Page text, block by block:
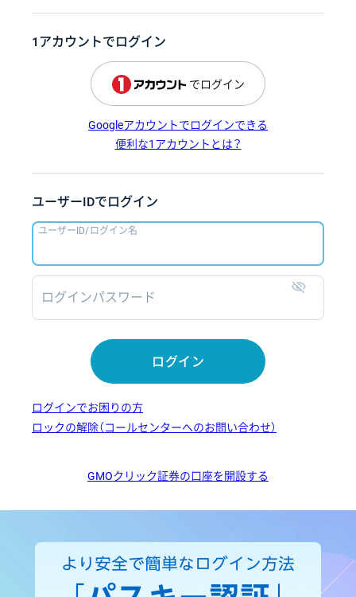
1アカウントでログイン
でログイン
Googleアカウントでログインできる
便利な1アカウントとは？
ユーザーIDでログイン
ユーザーID/ログイン名
ログインパスワード
ログイン
ログインでお困りの方
ロックの解除（コールセンターへのお問い合わせ）
GMOクリック証券の口座を開設する